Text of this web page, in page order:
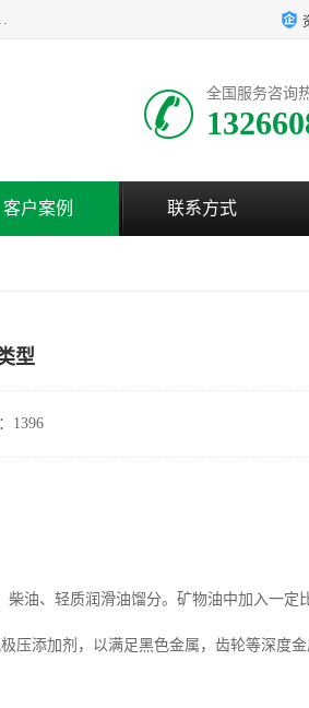
，废液压油、废变压油、废清洗剂、脱模油、再生基础油，质量保证。
全国服务咨询
客户案例 联系方式
型
1396
油、轻质润滑油馏分。矿物油中加入一定
压添加剂，以满足黑色金属，齿轮等深度